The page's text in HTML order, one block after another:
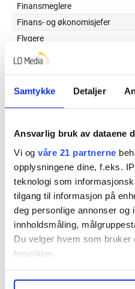
Samtykke Detaljer
Ansvarlig bruk av dataene
Vi og våre 21 partnerne
opplysningene dine, f.eks.
teknologi som
tilgang til informasjon på
deg personlige annonser og
innholdsmåling,
Du velger hvem som bruker
hensikter.
Undermer infokan du lese